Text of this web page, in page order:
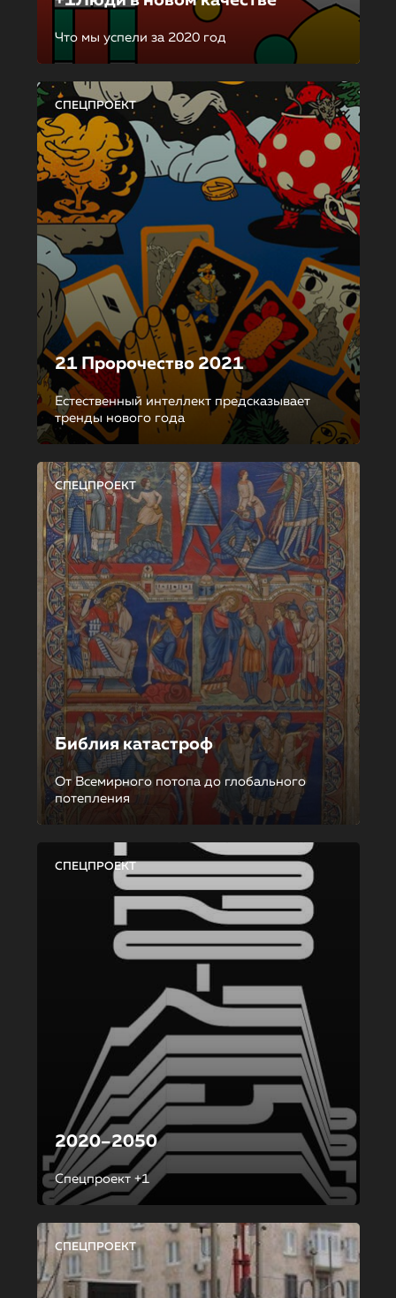
Что мы успели за 2020 год
СПЕЦПРОЕКТ
21 Пророчество 2021
Естественный интеллект предсказывает
тренды нового года
СПЕЦПРОЕКТ
Библия катастроф
От Всемирного потопа до глобального
потепления
СПЕЦПРОЕКТ
2020–2050
Спецпроект +1
СПЕЦПРОЕКТ